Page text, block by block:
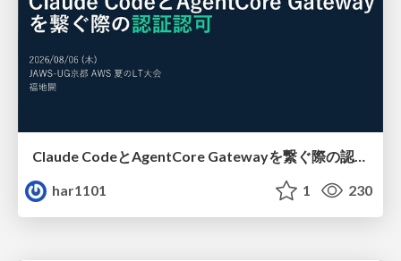
Claude CodeとAgentCore Gatewayを繋ぐ際の認証認可 / Authentication and authorization when connecting Claude Code with AgentCore Gateway
har1101
1 230